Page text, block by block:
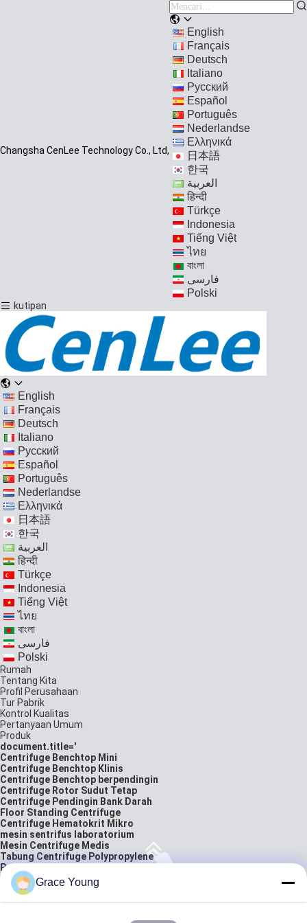
Changsha CenLee Technology Co., Ltd,
English
Français
Deutsch
Italiano
Русский
Español
Português
Nederlandse
Ελληνικά
日本語
한국
العربية
हिन्दी
Türkçe
Indonesia
Tiếng Việt
ไทย
বাংলা
فارسی
Polski
kutipan
English
Français
Deutsch
Italiano
Русский
Español
Português
Nederlandse
Ελληνικά
日本語
한국
العربية
हिन्दी
Türkçe
Indonesia
Tiếng Việt
ไทย
বাংলা
فارسی
Polski
Rumah
Tentang Kita
Profil Perusahaan
Tur Pabrik
Kontrol Kualitas
Pertanyaan Umum
Produk
document.title='
Centrifuge Benchtop Mini
Centrifuge Benchtop Klinis
Centrifuge Benchtop berpendingin
Centrifuge Rotor Sudut Tetap
Centrifuge Pendingin Bank Darah
Floor Standing Centrifuge
Centrifuge Hematokrit Mikro
mesin sentrifus laboratorium
Mesin Centrifuge Medis
Tabung Centrifuge Polypropylene
Peralatan Laboratorium Biologi
Pembungkus tabung kantong darah
neraca analitik laboratorium
solusi
Grace Young